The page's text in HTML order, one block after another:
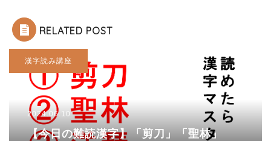
RELATED POST
漢字読み講座
2024.06.10
【今日の難読漢字】「剪刀」「聖林」